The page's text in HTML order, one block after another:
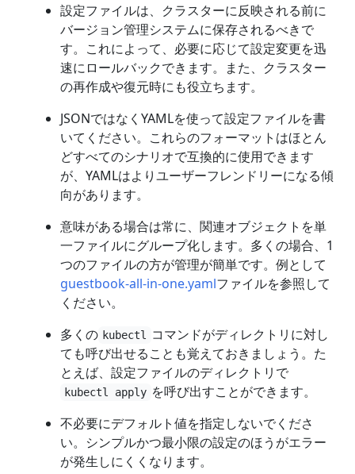
設定ファイルは、クラスターに反映される前に
バージョン管理システムに保存されるべきで
す。これによって、必要に応じて設定変更を迅
速にロールバックできます。また、クラスター
の再作成や復元時にも役立ちます。
JSONではなくYAMLを使って設定ファイルを書
いてください。これらのフォーマットはほとん
どすべてのシナリオで互換的に使用できます
が、YAMLはよりユーザーフレンドリーになる傾
向があります。
意味がある場合は常に、関連オブジェクトを単
一ファイルにグループ化します。多くの場合、1
つのファイルの方が管理が簡単です。例として
guestbook-all-in-one.yamlファイルを参照して
ください。
多くの kubectl
コマンドがディレクトリに対し
ても呼び出せることも覚えておきましょう。た
とえば、設定ファイルのディレクトリで
kubectl apply を呼び出すことができます。
不必要にデフォルト値を指定しないでくださ
い。シンプルかつ最小限の設定のほうがエラー
が発生しにくくなります。